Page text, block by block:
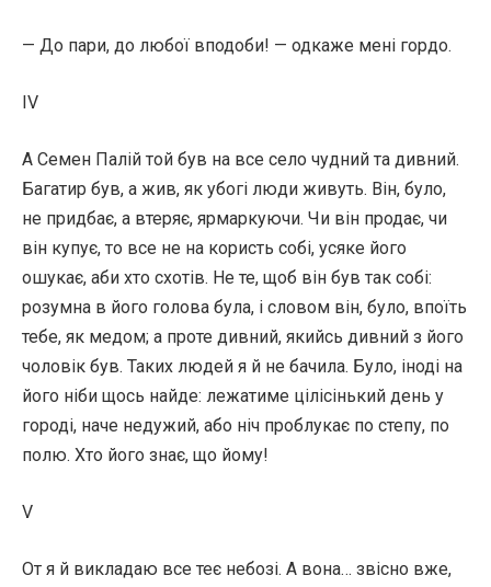
— До пари, до любої вподоби! — одкаже мені гордо.
IV
А Семен Палій той був на все село чудний та дивний.
Багатир був, а жив, як убогі люди живуть. Він, було,
не придбає, а втеряє, ярмаркуючи. Чи він продає, чи
він купує, то все не на користь собі, усяке його
ошукає, аби хто схотів. Не те, щоб він був так собі:
розумна в його голова була, і словом він, було, впоїть
тебе, як медом; а проте дивний, якийсь дивний з його
чоловік був. Таких людей я й не бачила. Було, іноді на
його ніби щось найде: лежатиме цілісінький день у
городі, наче недужий, або ніч проблукає по степу, по
полю. Хто його знає, що йому!
V
От я й викладаю все теє небозі. А вона… звісно вже,